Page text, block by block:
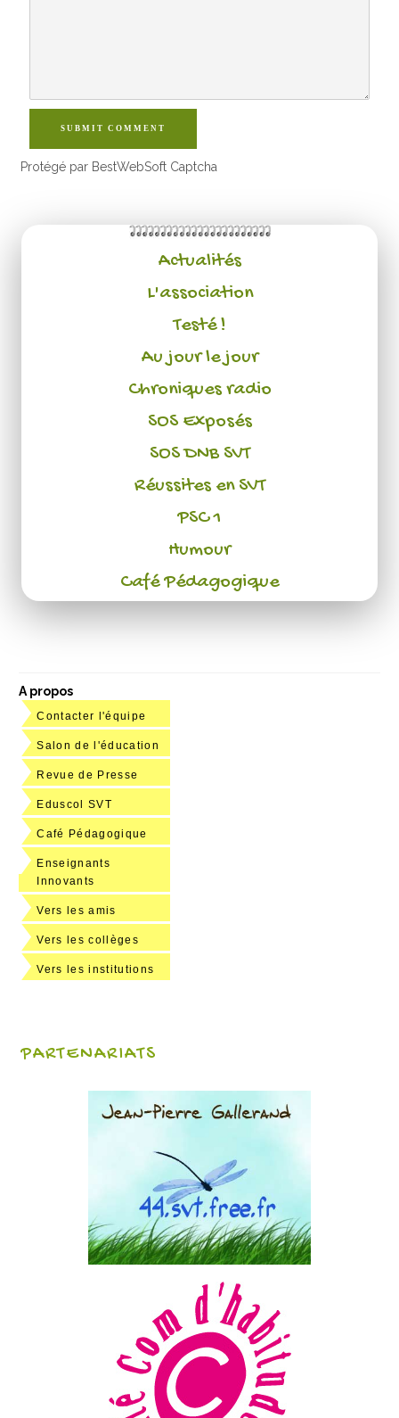
SUBMIT COMMENT
Protégé par BestWebSoft Captcha
Actualités
L'association
Testé !
Au jour le jour
Chroniques radio
SOS Exposés
SOS DNB SVT
Réussites en SVT
PSC 1
Humour
Café Pédagogique
A propos
Contacter l'équipe
Salon de l'éducation
Revue de Presse
Eduscol SVT
Café Pédagogique
Enseignants
Innovants
Vers les amis
Vers les collèges
Vers les institutions
PARTENARIATS